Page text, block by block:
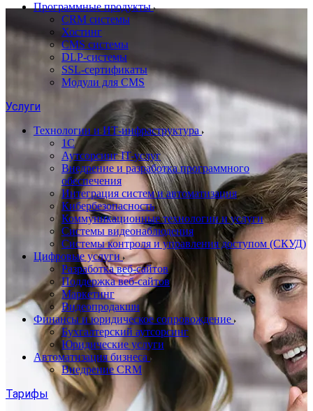
Программные продукты
CRM системы
Хостинг
CMS системы
DLP‑системы
SSL-сертификаты
Модули для CMS
Услуги
Технологии и ИТ-инфраструктура
1С
Аутсорсинг IT-услуг
Внедрение и разработка программного
обеспечения
Интеграция систем и автоматизация
Кибербезопасность
Коммуникационные технологии и услуги
Системы видеонаблюдения
Системы контроля и управления доступом (СКУД)
Цифровые услуги
Разработка веб-сайтов
Поддержка веб-сайтов
Маркетинг
Видеопродакшн
Финансы и юридическое сопровождение
Бухгалтерский аутсорсинг
Юридические услуги
Автоматизация бизнеса
Внедрение CRM
Тарифы